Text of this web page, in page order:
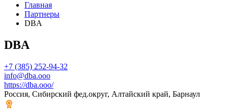
Главная
Партнеры
DBA
DBA
+7 (385) 252-94-32
info@dba.ooo
https://dba.ooo/
Россия, Сибирский фед.округ, Алтайский край, Барнаул